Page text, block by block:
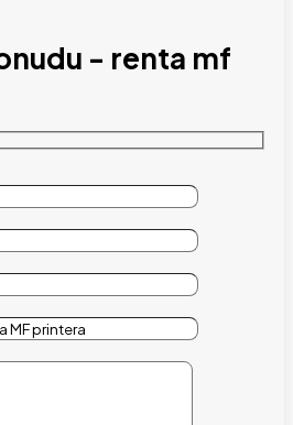
- renta mf